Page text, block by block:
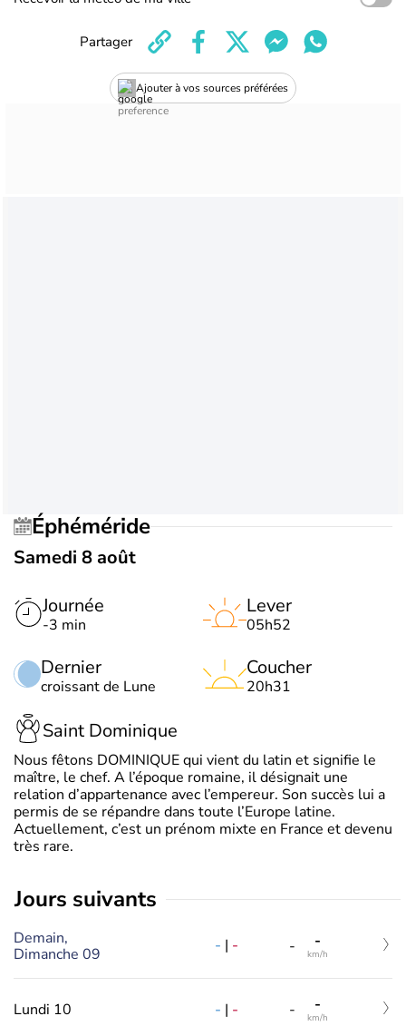
Ajouter à vos sources préférées
Partager
Éphéméride
Samedi 8 août
Journée
-3 min
Dernier
croissant de Lune
Lever
05h52
Coucher
20h31
Saint Dominique
Nous fêtons DOMINIQUE qui vient du latin et signifie le
maître, le chef. A l’époque romaine, il désignait une
relation d’appartenance avec l’empereur. Son succès lui a
permis de se répandre dans toute l’Europe latine.
Actuellement, c’est un prénom mixte en France et devenu
très rare.
jours suivants
Demain,
Dimanche 09
- | - - -
km/h
Lundi 10 - | - - -
km/h